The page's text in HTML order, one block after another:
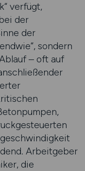
verfügt,
der
der
sondern
– oft auf
Arbeitgeber
die